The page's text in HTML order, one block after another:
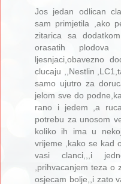
Jos jedan odlican
sam primjetila ,ako
zitarica sa
orasatih
ljesnjaci,obavezno
clucaju ,,Nestlin
samo ujutro za
jelom sve do
rano i jedem ,a
potrebu za unosom
koliko ih ima u
vrijeme ,kako se kad
vasi clanci,,,i
,prihvacanjem teza o
osjecam bolje,,i zato